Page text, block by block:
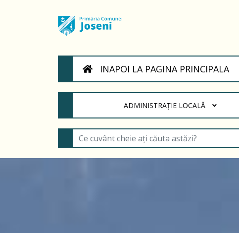
INAPOI LA PAGINA PRINCIPALA
(CURRENT)ADMINISTRAȚIE LOCALĂ